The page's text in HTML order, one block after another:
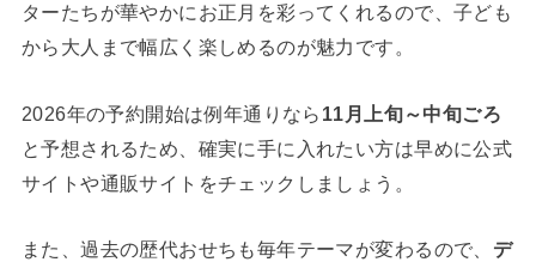
ターたちが華やかにお正月を彩ってくれるので、子ども
から大人まで幅広く楽しめるのが魅力です。
2026年の予約開始は例年通りなら 11月上旬～中旬ごろ
と予想されるため、確実に手に入れたい方は早めに公式
サイトや通販サイトをチェックしましょう。
また、過去の歴代おせちも毎年テーマが変わるので、 デ